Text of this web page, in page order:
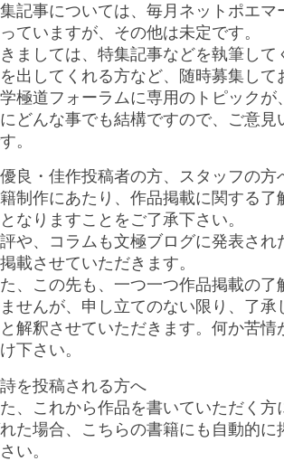
記事については、毎月ネットポエマ
ていますが、その他は未定です。
ましては、特集記事などを執筆して
出してくれる方など、随時募集して
極道フォーラムに専用のトピックが
どんな事でも結構ですので、ご意
。
優良・佳作投稿者の方、スタッフの方
制作にあたり、作品掲載に関する了
なりますことをご了承下さい。
や、コラムも文極ブログに発表され
載させていただきます。
、この先も、一つ一つ作品掲載の
せんが、申し立てのない限り、了承
解釈させていただきます。何か苦情
下さい。
詩を投稿される方へ
た、これから作品を書いていただく
た場合、こちらの書籍にも自動的に
い。